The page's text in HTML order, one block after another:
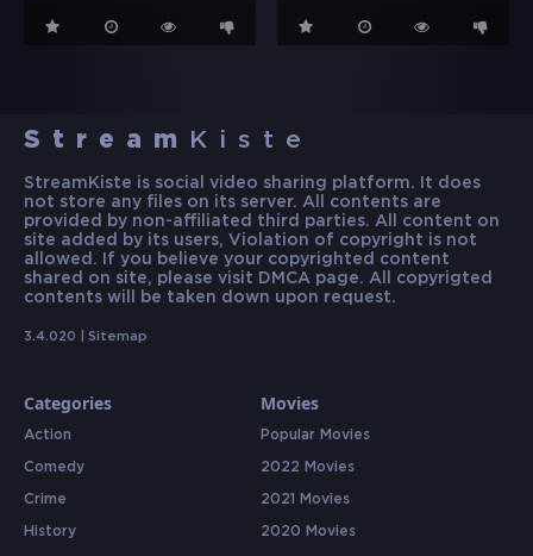
Stream Kiste
StreamKiste is social video sharing platform. It does
not store any files on its server. All contents are
provided by non-affiliated third parties. All content on
site added by its users, Violation of copyright is not
allowed. If you believe your copyrighted content
shared on site, please visit DMCA page. All copyrigted
contents will be taken down upon request.
3.4.020 | Sitemap
Categories
Action
Comedy
Crime
History
Movies
Popular Movies
2022 Movies
2021 Movies
2020 Movies